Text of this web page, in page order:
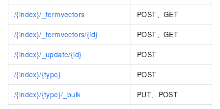
/{index}/_termvectors POST、GET
/{index}/_termvectors/{id} POST、GET
/{index}/_update/{id} POST
/{index}/{type} POST
/{index}/{type}/_bulk PUT、POST